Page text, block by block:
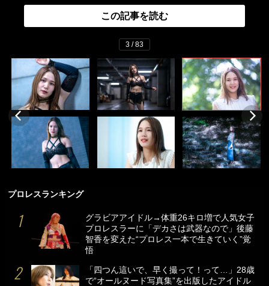
この記事を読む
3 / 83
プロレスランキング
グラビアアイドル→体重26キロ増で人気女子
プロレスラーに「デカさは武器なので」後藤
智香を変えた“プロレス一本で生きていく”覚
悟
「四つん這いで、早く撮って！って…」28歳
で“オールヌード写真集”を出版したアイドル